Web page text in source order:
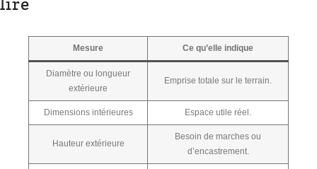
Mesure Ce qu’elle indique
Diamètre ou longueur
extérieure
Emprise totale sur le terrain.
Dimensions intérieures Espace utile réel.
Hauteur extérieure
Besoin de marches ou
d’encastrement.